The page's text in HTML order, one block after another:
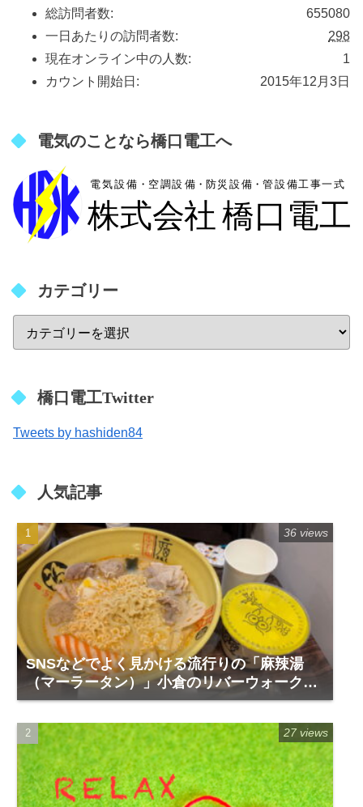
655080
総訪問者数:
298
一日あたりの訪問者数:
1
現在オンライン中の人数:
2015年12月3日
カウント開始日:
電気のことなら橋口電工へ
カテゴリー
橋口電工Twitter
Tweets by hashiden84
人気記事
SNSなどでよく見かける流行りの「麻辣湯
（マーラータン）」小倉のリバーウォーク1
階「福恩麻辣湯」
36 views
27 views